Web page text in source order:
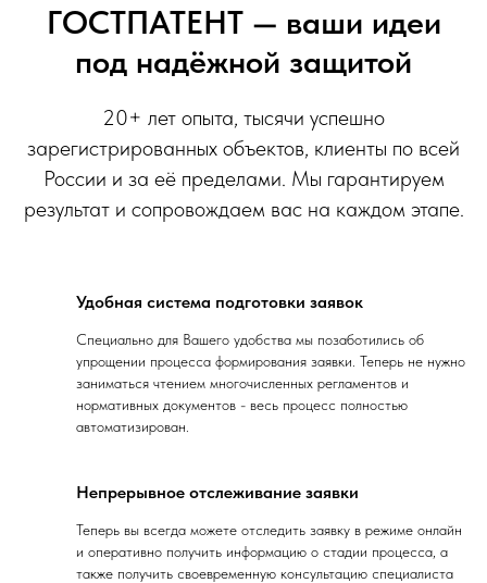
ГОСТПАТЕНТ — ваши идеи
под надёжной защитой
20+ лет опыта, тысячи успешно
зарегистрированных объектов, клиенты по всей
России и за её пределами. Мы гарантируем
результат и сопровождаем вас на каждом этапе.
Удобная система подготовки заявок
Специально для Вашего удобства мы позаботились об
упрощении процесса формирования заявки. Теперь не нужно
заниматься чтением многочисленных регламентов и
нормативных документов - весь процесс полностью
автоматизирован.
Непрерывное отслеживание заявки
Теперь вы всегда можете отследить заявку в режиме онлайн
и оперативно получить информацию о стадии процесса, а
также получить своевременную консультацию специалиста